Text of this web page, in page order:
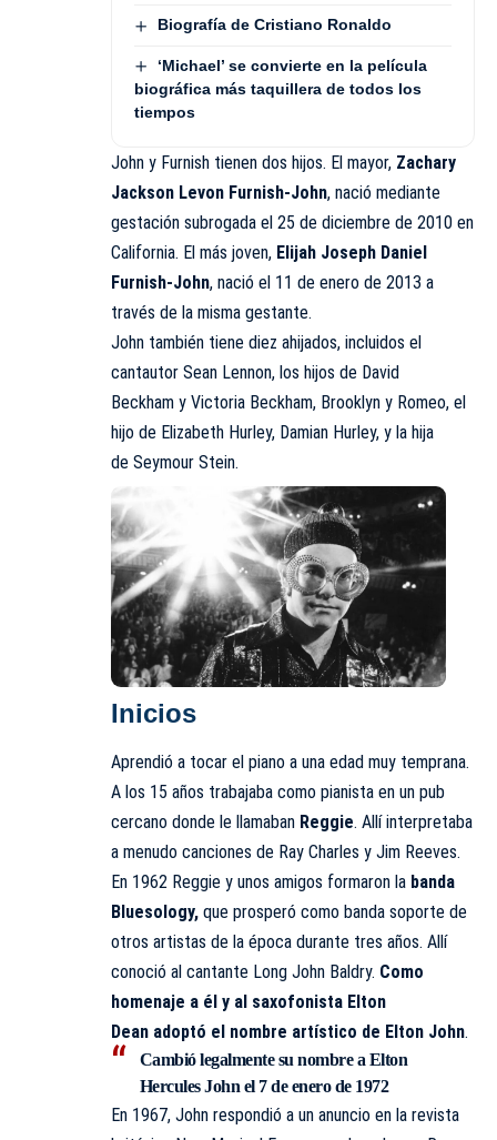
Biografía de Cristiano Ronaldo
‘Michael’ se convierte en la película
biográfica más taquillera de todos los
tiempos
John y Furnish tienen dos hijos. El mayor, Zachary
Jackson Levon Furnish-John, nació mediante
gestación subrogada el 25 de diciembre de 2010 en
California. El más joven, Elijah Joseph Daniel
Furnish-John, nació el 11 de enero de 2013 a
través de la misma gestante.
John también tiene diez ahijados, incluidos el
cantautor Sean Lennon, los hijos de David
Beckham y Victoria Beckham, Brooklyn y Romeo, el
hijo de Elizabeth Hurley, Damian Hurley, y la hija
de Seymour Stein.​
Inicios
Aprendió a tocar el piano a una edad muy temprana.
A los 15 años trabajaba como pianista en un pub
cercano donde le llamaban Reggie. Allí interpretaba
a menudo canciones de Ray Charles y Jim Reeves.
En 1962 Reggie y unos amigos formaron la banda
Bluesology, que prosperó como banda soporte de
otros artistas de la época durante tres años. Allí
conoció al cantante Long John Baldry. Como
homenaje a él y al saxofonista Elton
Dean adoptó el nombre artístico de Elton John.
Cambió legalmente su nombre a Elton
Hercules John el 7 de enero de 1972
En 1967, John respondió a un anuncio en la revista